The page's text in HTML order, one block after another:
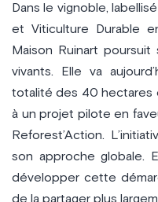
Dans le vignoble,
et Viticulture Durable
Maison Ruinart
vivants. Elle va
totalité des 40 hectares
à un projet pilote en
Reforest’Action.
son approche globale.
développer cette
de la partager plus